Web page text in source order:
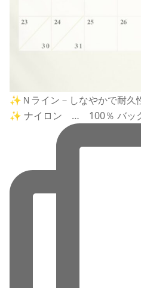
✨Ｎライン－しなやかで耐久
✨ ナイロン … 100％ バッグ